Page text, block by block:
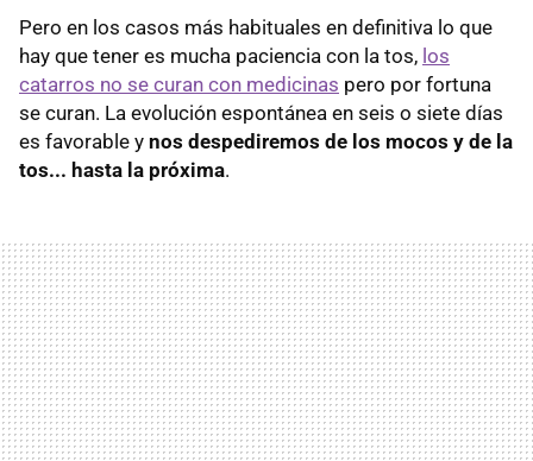
Pero en los casos más habituales en definitiva lo que
hay que tener es mucha paciencia con la tos, los
catarros no se curan con medicinas pero por fortuna
se curan. La evolución espontánea en seis o siete días
es favorable y nos despediremos de los mocos y de la
tos... hasta la próxima.